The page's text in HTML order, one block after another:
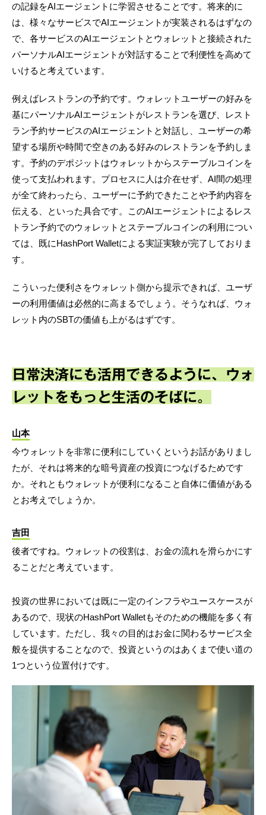
の記録をAIエージェントに学習させることです。将来的に
は、様々なサービスでAIエージェントが実装されるはずなの
で、各サービスのAIエージェントとウォレットと接続された
パーソナルAIエージェントが対話することで利便性を高めて
いけると考えています。
例えばレストランの予約です。ウォレットユーザーの好みを
基にパーソナルAIエージェントがレストランを選び、レスト
ラン予約サービスのAIエージェントと対話し、ユーザーの希
望する場所や時間で空きのある好みのレストランを予約しま
す。予約のデポジットはウォレットからステーブルコインを
使って支払われます。プロセスに人は介在せず、AI間の処理
が全て終わったら、ユーザーに予約できたことや予約内容を
伝える、といった具合です。このAIエージェントによるレス
トラン予約でのウォレットとステーブルコインの利用につい
ては、既にHashPort Walletによる実証実験が完了しておりま
す。
こういった便利さをウォレット側から提示できれば、ユーザ
ーの利用価値は必然的に高まるでしょう。そうなれば、ウォ
レット内のSBTの価値も上がるはずです。
日常決済にも活用できるように、ウォ
レットをもっと生活のそばに。
山本
今ウォレットを非常に便利にしていくというお話がありまし
たが、それは将来的な暗号資産の投資につなげるためです
か。それともウォレットが便利になること自体に価値がある
とお考えでしょうか。
吉田
後者ですね。ウォレットの役割は、お金の流れを滑らかにす
ることだと考えています。
投資の世界においては既に一定のインフラやユースケースが
あるので、現状のHashPort Walletもそのための機能を多く有
しています。ただし、我々の目的はお金に関わるサービス全
般を提供することなので、投資というのはあくまで使い道の
1つという位置付けです。